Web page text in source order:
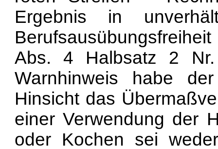
Ergebnis in
Abs. 4 Halbsatz 2 Nr.
Warnhinweis habe
Hinsicht das
einer Verwendung der
oder Kochen sei